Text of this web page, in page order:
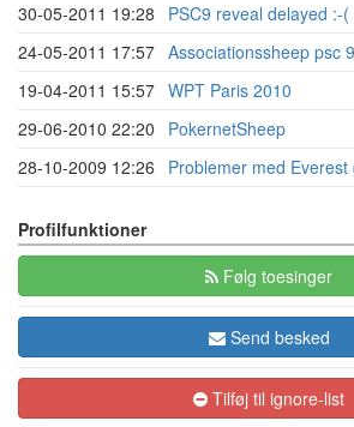
30-05-2011 19:28
PSC9 reveal delayed :-(
24-05-2011 17:57 Associationssheep psc 9
19-04-2011 15:57 WPT Paris 2010
29-06-2010 22:20
PokernetSheep
28-10-2009 12:26
Problemer med Everest
Profilfunktioner
Følg toesinger
Send besked
Tilføj til ignore-list